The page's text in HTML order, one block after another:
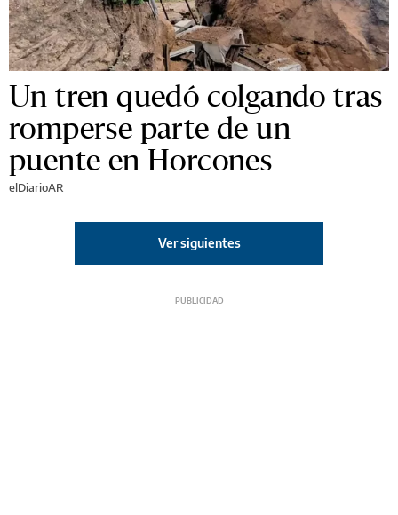
Un tren quedó colgando tras
romperse parte de un
puente en Horcones
elDiarioAR
Ver siguientes